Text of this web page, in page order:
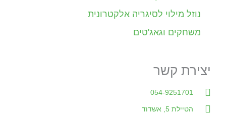
נוזל מילוי לסיגריה אלקטרונית
משחקים וגאג'טים
יצירת קשר
054-9251701
הטיילת 5, אשדוד